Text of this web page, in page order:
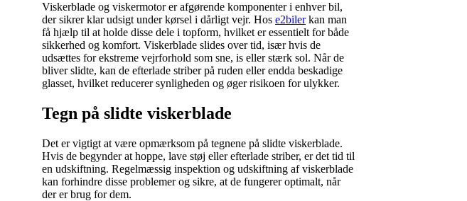
Viskerblade og viskermotor er afgørende komponenter i enhver bil,
der sikrer klar udsigt under kørsel i dårligt vejr. Hos e2bilerkan man
få hjælp til at holde disse dele i topform, hvilket er essentielt for både
sikkerhed og komfort. Viskerblade slides over tid, især hvis de
udsættes for ekstreme vejrforhold som sne, is eller stærk sol. Når de
bliver slidte, kan de efterlade striber på ruden eller endda beskadige
glasset, hvilket reducerer synligheden og øger risikoen for ulykker.
Tegn på slidte viskerblade
Det er vigtigt at være opmærksom på tegnene på slidte viskerblade.
Hvis de begynder at hoppe, lave støj eller efterlade striber, er det tid til
en udskiftning. Regelmæssig inspektion og udskiftning af viskerblade
kan forhindre disse problemer og sikre, at de fungerer optimalt, når
der er brug for dem.